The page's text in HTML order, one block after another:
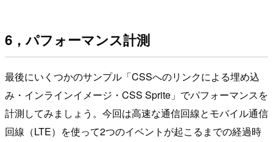
6，パフォーマンス計測
最後にいくつかのサンプル「CSSへのリンクによる埋め込
み・インラインイメージ・CSS Sprite」でパフォーマンスを
計測してみましょう。今回は高速な通信回線とモバイル通信
回線（LTE）を使って2つのイベントが起こるまでの経過時